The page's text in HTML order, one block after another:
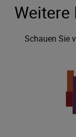
Weitere
Schauen Sie